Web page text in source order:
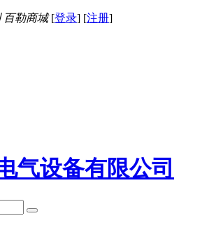
百勒商城[登录] [注册]